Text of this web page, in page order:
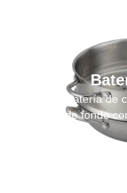
Batería de
inoxidable de fondo